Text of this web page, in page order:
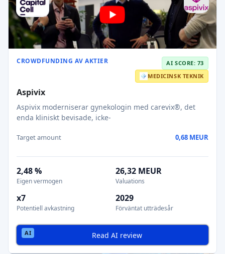
CROWDFUNDING AV AKTIER
AI SCORE: 73
MEDICINSK TEKNIK
Aspivix
Aspivix moderniserar gynekologin med carevix®, det
enda kliniskt bevisade, icke-
Target amount 0,68 MEUR
2,48 %
Eigen vermogen
26,32 MEUR
Valuations
x7
Potentiell avkastning
2029
Förväntat utträdesår
Read AI review